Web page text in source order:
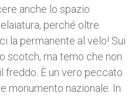
anche lo spazio
perché oltre
la permanente al velo! Sui
scotch, ma temo che non
freddo. È un vero peccato
monumento nazionale. In